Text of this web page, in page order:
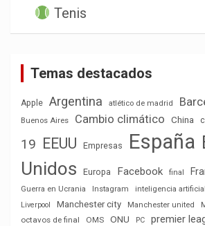
Tenis
Temas destacados
Apple Argentina atlético de madrid
Buenos Aires
Cambio climático China
19 EEUU Empresas España
Unidos
Europa Facebook final
Guerra en Ucrania Instagram inteligencia artificial
Liverpool Manchester city Manchester united
octavos de final OMS ONU PC premier